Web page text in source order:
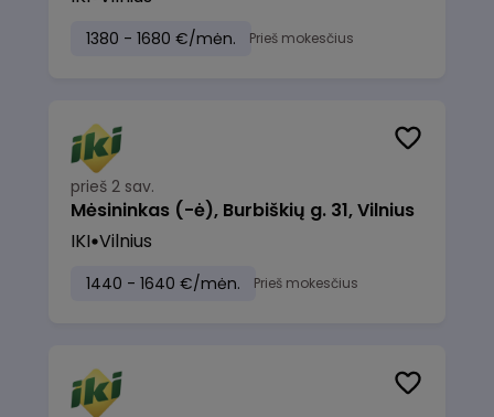
1380 - 1680 €/mėn. Prieš mokesčius
prieš 2 sav.
Mėsininkas (-ė), Burbiškių g. 31, Vilnius
IKI Vilnius
1440 - 1640 €/mėn. Prieš mokesčius